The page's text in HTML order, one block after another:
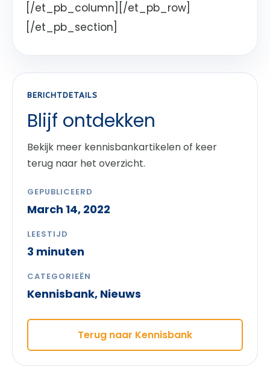
[/et_pb_column][/et_pb_row]
[/et_pb_section]
BERICHTDETAILS
Blijf ontdekken
Bekijk meer kennisbankartikelen of keer
terug naar het overzicht.
GEPUBLICEERD
March 14, 2022
LEESTIJD
3 minuten
CATEGORIEËN
Kennisbank, Nieuws
Terug naar Kennisbank